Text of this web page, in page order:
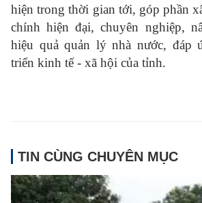
hiện trong thời gian tới, góp phần
chính hiện đại, chuyên nghiệp,
hiệu quả quản lý nhà nước, đáp
triển kinh tế - xã hội của tỉnh.
TIN CÙNG CHUYÊN MỤC